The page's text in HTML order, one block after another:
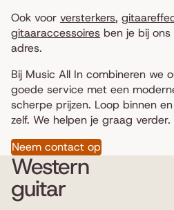
Ook voor versterkers,
gitaaraccessoires ben je bij
adres.
Bij Music All In combineren we
goede service met een
scherpe prijzen. Loop binnen
zelf. We helpen je graag verder.
Neem contact op
Western
guitar